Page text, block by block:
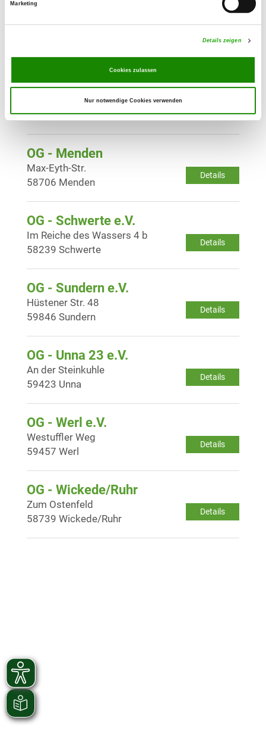
Marketing
Details zeigen
Cookies zulassen
Nur notwendige Cookies verwenden
Details
OG - Iserlohn-Letmathe
Immermannstr. 8
58636 Iserlohn
OG - Menden
Details
Max-Eyth-Str.
58706 Menden
OG - Schwerte e.V.
Details
Im Reiche des Wassers 4 b
58239 Schwerte
OG - Sundern e.V.
Details
Hüstener Str. 48
59846 Sundern
OG - Unna 23 e.V.
Details
An der Steinkuhle
59423 Unna
OG - Werl e.V.
Details
Westuffler Weg
59457 Werl
OG - Wickede/Ruhr
Details
Zum Ostenfeld
58739 Wickede/Ruhr